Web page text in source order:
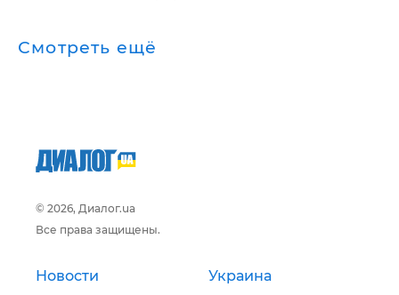
Смотреть ещё
© 2026, Диалог.ua
Все права защищены.
Новости Украина